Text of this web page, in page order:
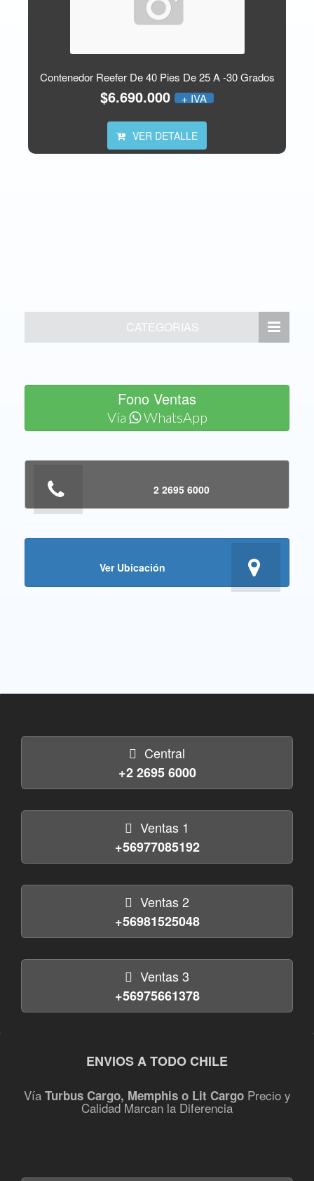
Contenedor Reefer De 40 Pies De 25 A -30 Grados
$6.690.000 + IVA
VER DETALLE
CATEGORIAS
Fono Ventas
Vía WhatsApp
2 2695 6000
Ver Ubicación
Central
+2 2695 6000
Ventas 1
+56977085192
Ventas 2
+56981525048
Ventas 3
+56975661378
ENVIOS A TODO CHILE
Vía Turbus Cargo, Memphis o Lit CargoPrecio y
Calidad Marcan la Diferencia